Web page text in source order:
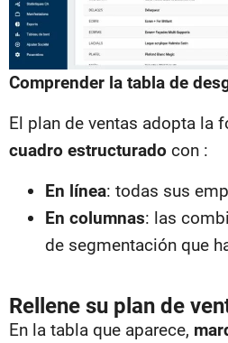
Comprender la tabla de
El plan de ventas adopta la
cuadro estructurado con :
En línea: todas sus
En columnas: las
de segmentación que
Rellene su plan de
En la tabla que aparece,